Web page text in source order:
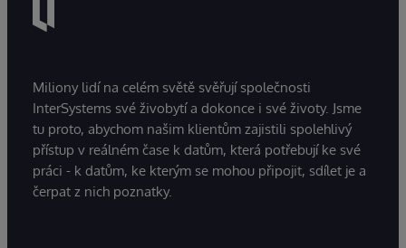
Miliony lidí na celém světě svěřují společnosti
InterSystems své živobytí a dokonce i své životy. Jsme
tu proto, abychom našim klientům zajistili spolehlivý
přístup v reálném čase k datům, která potřebují ke své
práci - k datům, ke kterým se mohou připojit, sdílet je a
čerpat z nich poznatky.